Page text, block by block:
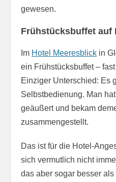
gewesen.
Frühstücksbuffet auf
Im Hotel Meeresblick in
ein Frühstücksbuffet –
Einziger Unterschied: Es
Selbstbedienung. Man
geäußert und bekam
zusammengestellt.
Das ist für die Hotel-
sich vermutlich nicht
das aber sogar besser als